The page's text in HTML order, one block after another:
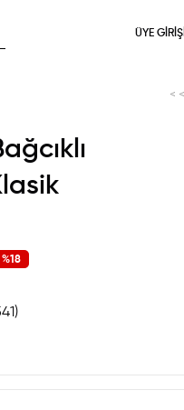
ÜYE GIRIŞI
<
%18